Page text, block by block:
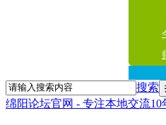
搜索
绵阳论坛官网 - 专注本地交流